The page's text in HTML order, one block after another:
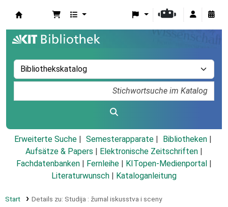
Erweiterte Suche Semesterapparate
Bibliotheken
Aufsätze & Papers
Elektronische Zeitschriften
Fachdatenbanken
Fernleihe KITopen-Medienportal
Literaturwunsch
Kataloganleitung
Start Details zu: Studija : žurnal iskusstva i sceny